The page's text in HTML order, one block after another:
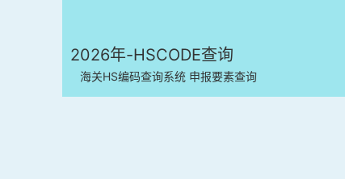
2026年-HSCODE查询
海关HS编码查询系统 申报要素查询